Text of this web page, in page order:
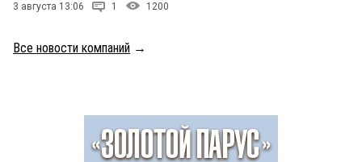
3 августа 13:06 1 1200
Все новости компаний →